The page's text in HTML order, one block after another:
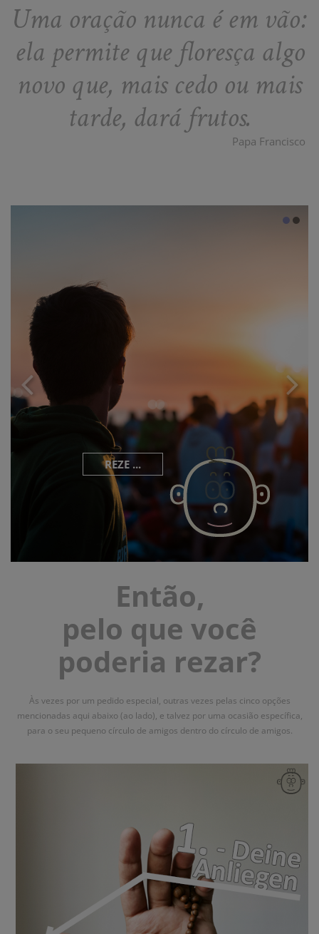
Uma oração nunca é em vão:
ela permite que floresça algo
novo que, mais cedo ou mais
tarde, dará frutos.
Papa Francisco
REZE ...
Então,
pelo que você
poderia rezar?
Às vezes por um pedido especial, outras vezes pelas cinco opções
mencionadas aqui abaixo (ao lado), e talvez por uma ocasião específica,
para o seu pequeno círculo de amigos dentro do círculo de amigos.